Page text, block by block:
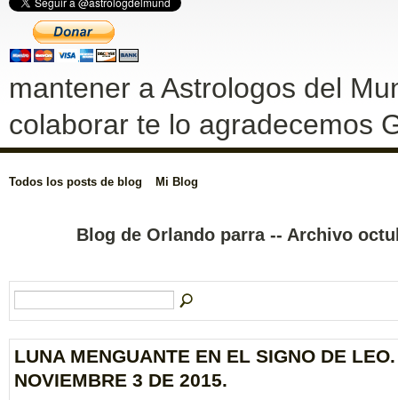
mantener a Astrologos del
colaborar te lo agradecemos
Todos los posts de blog Mi Blog
Blog de Orlando parra -- Archivo
LUNA MENGUANTE EN EL SIGNO DE LEO.
NOVIEMBRE 3 DE 2015.